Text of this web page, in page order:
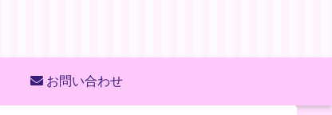
お問い合わせ